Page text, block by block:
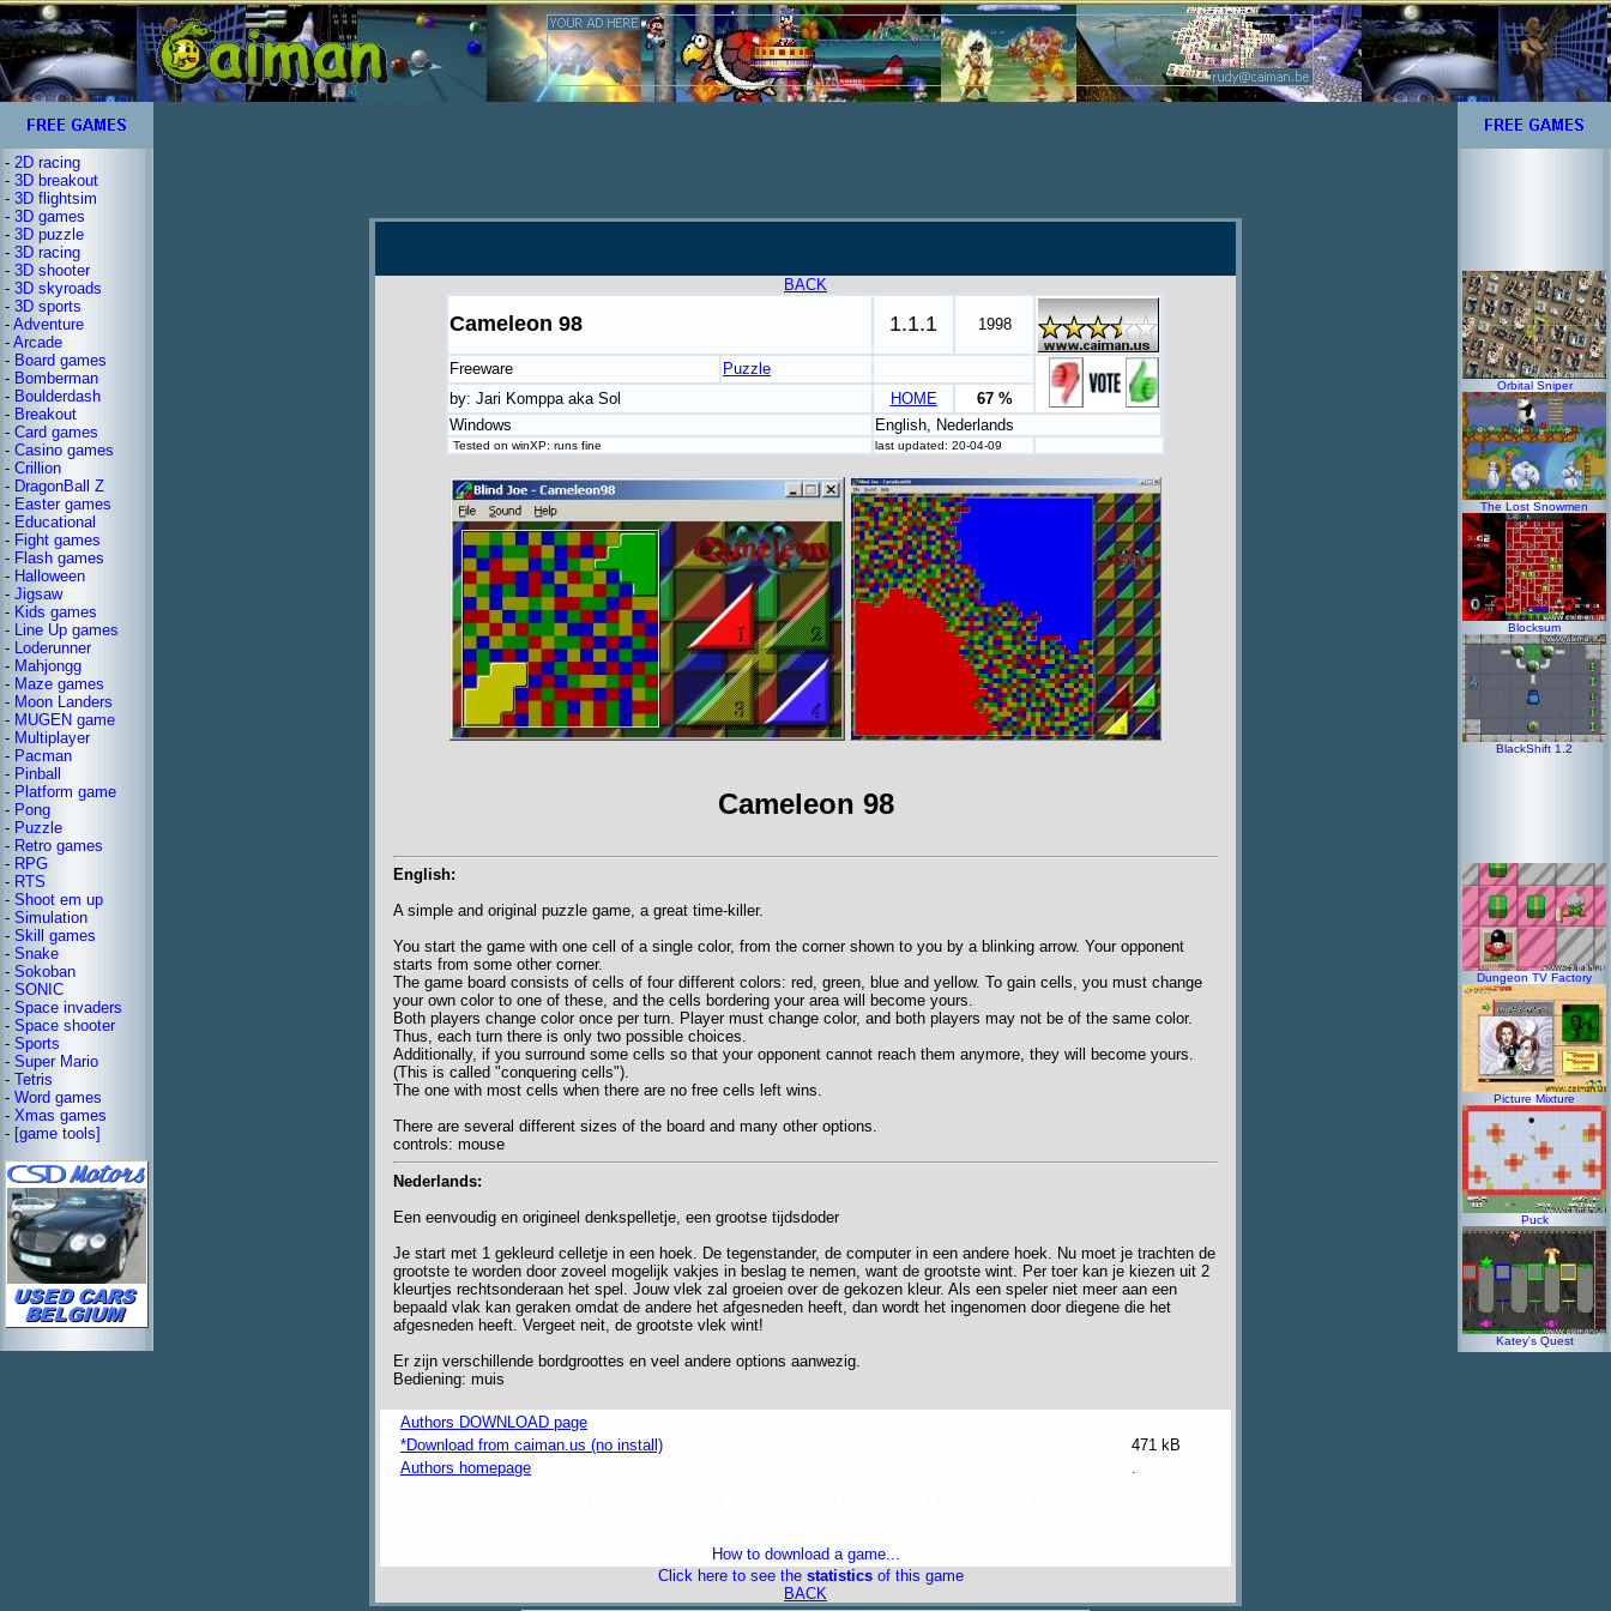
- 2D racing
- 3D breakout
- 3D flightsim
- 3D games
- 3D puzzle
- 3D racing
- 3D shooter
- 3D skyroads
- 3D sports
- Adventure
- Arcade
- Board games
- Bomberman
- Boulderdash
- Breakout
- Card games
- Casino games
- Crillion
- DragonBall Z
- Easter games
- Educational
- Fight games
- Flash games
- Halloween
- Jigsaw
- Kids games
- Line Up games
- Loderunner
- Mahjongg
- Maze games
- Moon Landers
- MUGEN game
- Multiplayer
- Pacman
- Pinball
- Platform game
- Pong
- Puzzle
- Retro games
- RPG
- RTS
- Shoot em up
- Simulation
- Skill games
- Snake
- Sokoban
- SONIC
- Space invaders
- Space shooter
- Sports
- Super Mario
- Tetris
- Word games
- Xmas games
- [game tools]
BACK
Cameleon 98 1.1.1 1998
Freeware
Puzzle
by: Jari Komppa aka Sol
HOME
67 %
Windows
English, Nederlands
Tested on winXP: runs fine last updated: 20-04-09
Cameleon 98
English:
A simple and original puzzle game, a great time-killer.
You start the game with one cell of a single color, from the corner shown to you by a blinking arrow. Your opponent
starts from some other corner.
The game board consists of cells of four different colors: red, green, blue and yellow. To gain cells, you must change
your own color to one of these, and the cells bordering your area will become yours.
Both players change color once per turn. Player must change color, and both players may not be of the same color.
Thus, each turn there is only two possible choices.
Additionally, if you surround some cells so that your opponent cannot reach them anymore, they will become yours.
(This is called "conquering cells").
The one with most cells when there are no free cells left wins.
There are several different sizes of the board and many other options.
controls: mouse
Nederlands:
Een eenvoudig en origineel denkspelletje, een grootse tijdsdoder
Je start met 1 gekleurd celletje in een hoek. De tegenstander, de computer in een andere hoek. Nu moet je trachten de
grootste te worden door zoveel mogelijk vakjes in beslag te nemen, want de grootste wint. Per toer kan je kiezen uit 2
kleurtjes rechtsonderaan het spel. Jouw vlek zal groeien over de gekozen kleur. Als een speler niet meer aan een
bepaald vlak kan geraken omdat de andere het afgesneden heeft, dan wordt het ingenomen door diegene die het
afgesneden heeft. Vergeet neit, de grootste vlek wint!
Er zijn verschillende bordgroottes en veel andere options aanwezig.
Bediening: muis
Authors DOWNLOAD page
*Download from caiman.us (no install)
471 kB
Authors homepage
.
How to download a game...
Click here to see the statisticsof this game
BACK
Orbital Sniper
The Lost Snowmen
Blocksum
BlackShift 1.2
Dungeon TV Factory
Picture Mixture
Puck
Katey's Quest